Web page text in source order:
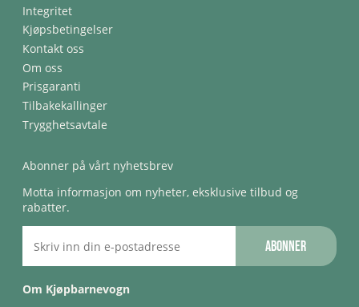
Integritet
Kjøpsbetingelser
Kontakt oss
Om oss
Prisgaranti
Tilbakekallinger
Trygghetsavtale
Abonner på vårt nyhetsbrev
Motta informasjon om nyheter, eksklusive tilbud og
rabatter.
Abonner
Om Kjøpbarnevogn